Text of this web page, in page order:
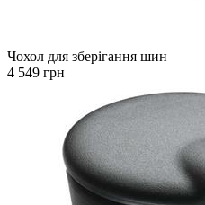
Чохол для зберігання шин
4 549 грн